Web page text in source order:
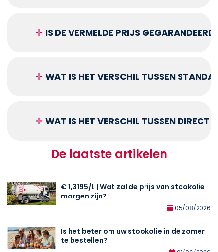
✛ IS DE VERMELDE PRIJS
✛ WAT IS HET VERSCHIL TUSSEN
✛ WAT IS HET VERSCHIL TUSSEN DIRECT
De laatste artikelen
€ 1,3195/L | Wat zal de prijs van stookolie
morgen zijn?
05/08/2026
Is het beter om uw stookolie in de zomer
te bestellen?